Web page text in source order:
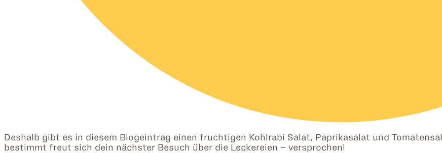
Deshalb gibt es in diesem Blogeintrag einen fruchtigen Kohlrabi Salat, Paprikasalat und
bestimmt freut sich dein nächster Besuch über die Leckereien – versprochen!